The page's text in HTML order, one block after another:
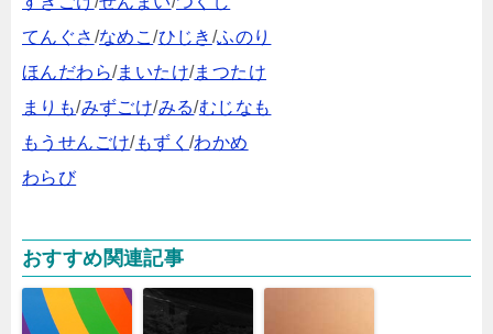
てんぐさ /なめこ/ひじき /ふのり
ほんだわら/まいたけ/まつたけ
まりも/みずごけ/みる/むじなも
もうせんごけ/もずく/わかめ
わらび
おすすめ関連記事